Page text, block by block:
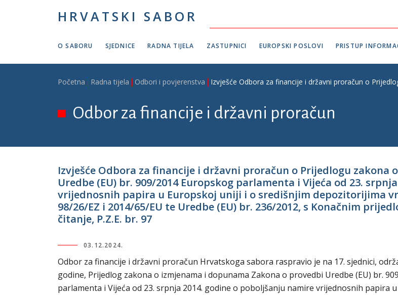
HRVATSKI SABOR
O SABORU SJEDNICE RADNA TIJELA ZASTUPNICI EUROPSKI POSLOVI PRISTUP
Breadcrumb
Početna Radna tijela Odbori i povjerenstva Izvješće Odbora za financije i državni proračun o
Odbor za financije i državni proračun
Izvješće Odbora za financije i državni proračun o Prijedlogu zakona
Uredbe (EU) br. 909/2014 Europskog parlamenta i Vijeća od 23.
vrijednosnih papira u Europskoj uniji i o središnjim depozitorijima
98/26/EZ i 2014/65/EU te Uredbe (EU) br. 236/2012, s Konačnim
čitanje, P.Z.E. br. 97
03.12.2024.
Odbor za financije i državni proračun Hrvatskoga sabora raspravio je na 17. sjednici,
godine, Prijedlog zakona o izmjenama i dopunama Zakona o provedbi Uredbe (EU) br.
parlamenta i Vijeća od 23. srpnja 2014. godine o poboljšanju namire vrijednosnih papira